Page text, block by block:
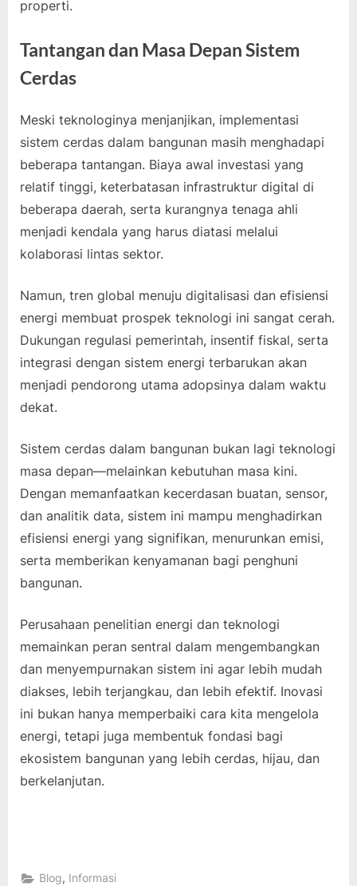
properti.
Tantangan dan Masa Depan Sistem
Cerdas
Meski teknologinya menjanjikan, implementasi
sistem cerdas dalam bangunan masih menghadapi
beberapa tantangan. Biaya awal investasi yang
relatif tinggi, keterbatasan infrastruktur digital di
beberapa daerah, serta kurangnya tenaga ahli
menjadi kendala yang harus diatasi melalui
kolaborasi lintas sektor.
Namun, tren global menuju digitalisasi dan efisiensi
energi membuat prospek teknologi ini sangat cerah.
Dukungan regulasi pemerintah, insentif fiskal, serta
integrasi dengan sistem energi terbarukan akan
menjadi pendorong utama adopsinya dalam waktu
dekat.
Sistem cerdas dalam bangunan bukan lagi teknologi
masa depan—melainkan kebutuhan masa kini.
Dengan memanfaatkan kecerdasan buatan, sensor,
dan analitik data, sistem ini mampu menghadirkan
efisiensi energi yang signifikan, menurunkan emisi,
serta memberikan kenyamanan bagi penghuni
bangunan.
Perusahaan penelitian energi dan teknologi
memainkan peran sentral dalam mengembangkan
dan menyempurnakan sistem ini agar lebih mudah
diakses, lebih terjangkau, dan lebih efektif. Inovasi
ini bukan hanya memperbaiki cara kita mengelola
energi, tetapi juga membentuk fondasi bagi
ekosistem bangunan yang lebih cerdas, hijau, dan
berkelanjutan.
Blog, Informasi